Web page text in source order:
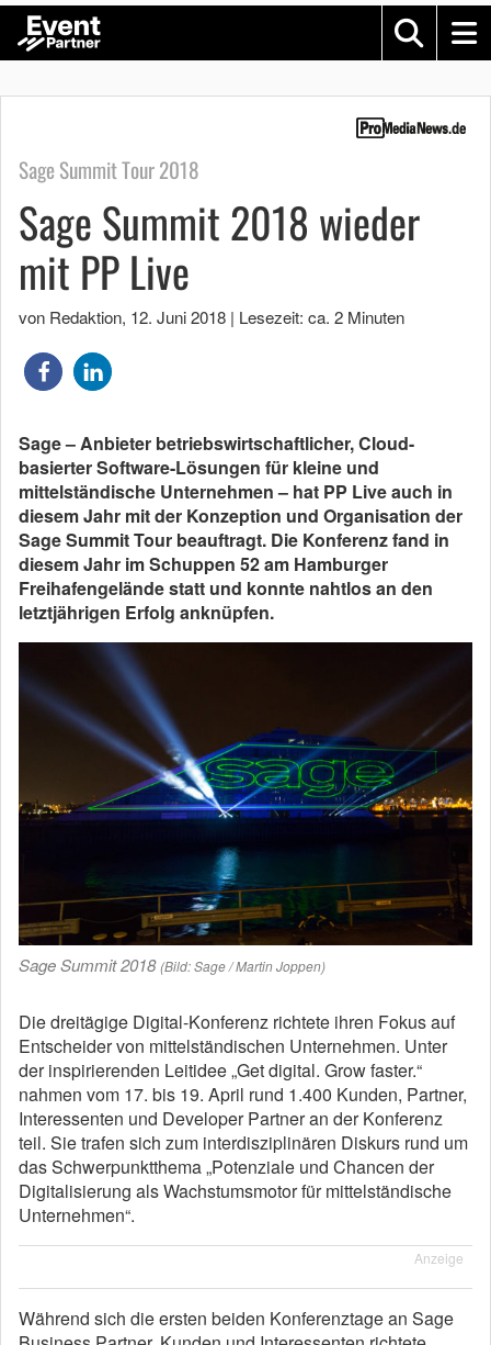
Sage Summit Tour 2018
Sage Summit 2018 wieder
mit PP Live
von Redaktion, 12. Juni 2018 | Lesezeit: ca. 2 Minuten
Sage – Anbieter betriebswirtschaftlicher, Cloud-
basierter Software-Lösungen für kleine und
mittelständische Unternehmen – hat PP Live auch in
diesem Jahr mit der Konzeption und Organisation der
Sage Summit Tour beauftragt. Die Konferenz fand in
diesem Jahr im Schuppen 52 am Hamburger
Freihafengelände statt und konnte nahtlos an den
letztjährigen Erfolg anknüpfen.
Sage Summit 2018 (Bild: Sage / Martin Joppen)
Die dreitägige Digital-Konferenz richtete ihren Fokus auf
Entscheider von mittelständischen Unternehmen. Unter
der inspirierenden Leitidee „Get digital. Grow faster.“
nahmen vom 17. bis 19. April rund 1.400 Kunden, Partner,
Interessenten und Developer Partner an der Konferenz
teil. Sie trafen sich zum interdisziplinären Diskurs rund um
das Schwerpunktthema „Potenziale und Chancen der
Digitalisierung als Wachstumsmotor für mittelständische
Unternehmen“.
Anzeige
Während sich die ersten beiden Konferenztage an Sage